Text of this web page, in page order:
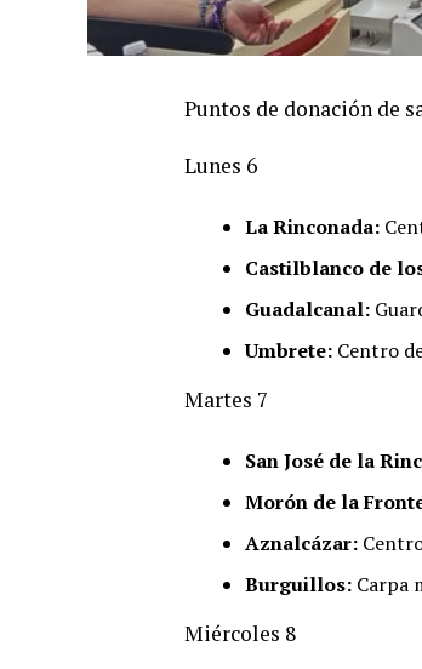
Puntos de donación de
Lunes 6
La Rinconada:
Castilblanco de
Guadalcanal:
Umbrete: Centro
Martes 7
San José de la
Morón de la
Aznalcázar:
Burguillos: Carpa
Miércoles 8